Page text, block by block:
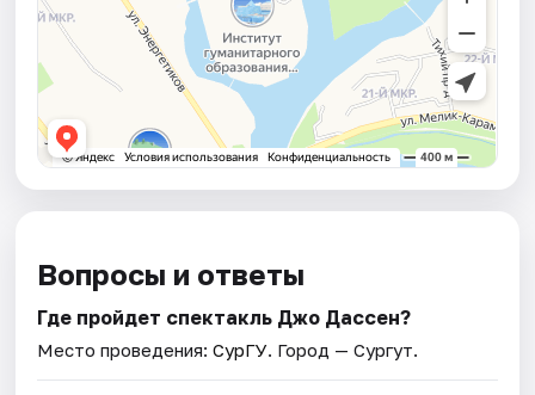
Вопросы и ответы
Где пройдет спектакль Джо Дассен?
Место проведения:СурГУ. Город — Сургут.